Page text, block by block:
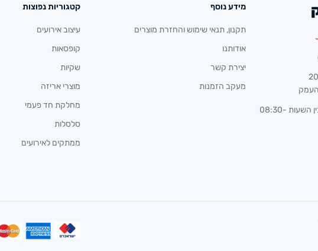
א’-ה’, בין השעות 08:30-
מידע נוסף
תקנון, תנאי שימוש והחזרת מוצרים
אודותנו
יצירת קשר
מעקב הזמנות
קטגוריות נפוצות
עיצוב אירועים
קופסאות
שקיות
מוצרי אריזה
מחלקת חד פעמי
סלסלות
ממתקים לאירועים